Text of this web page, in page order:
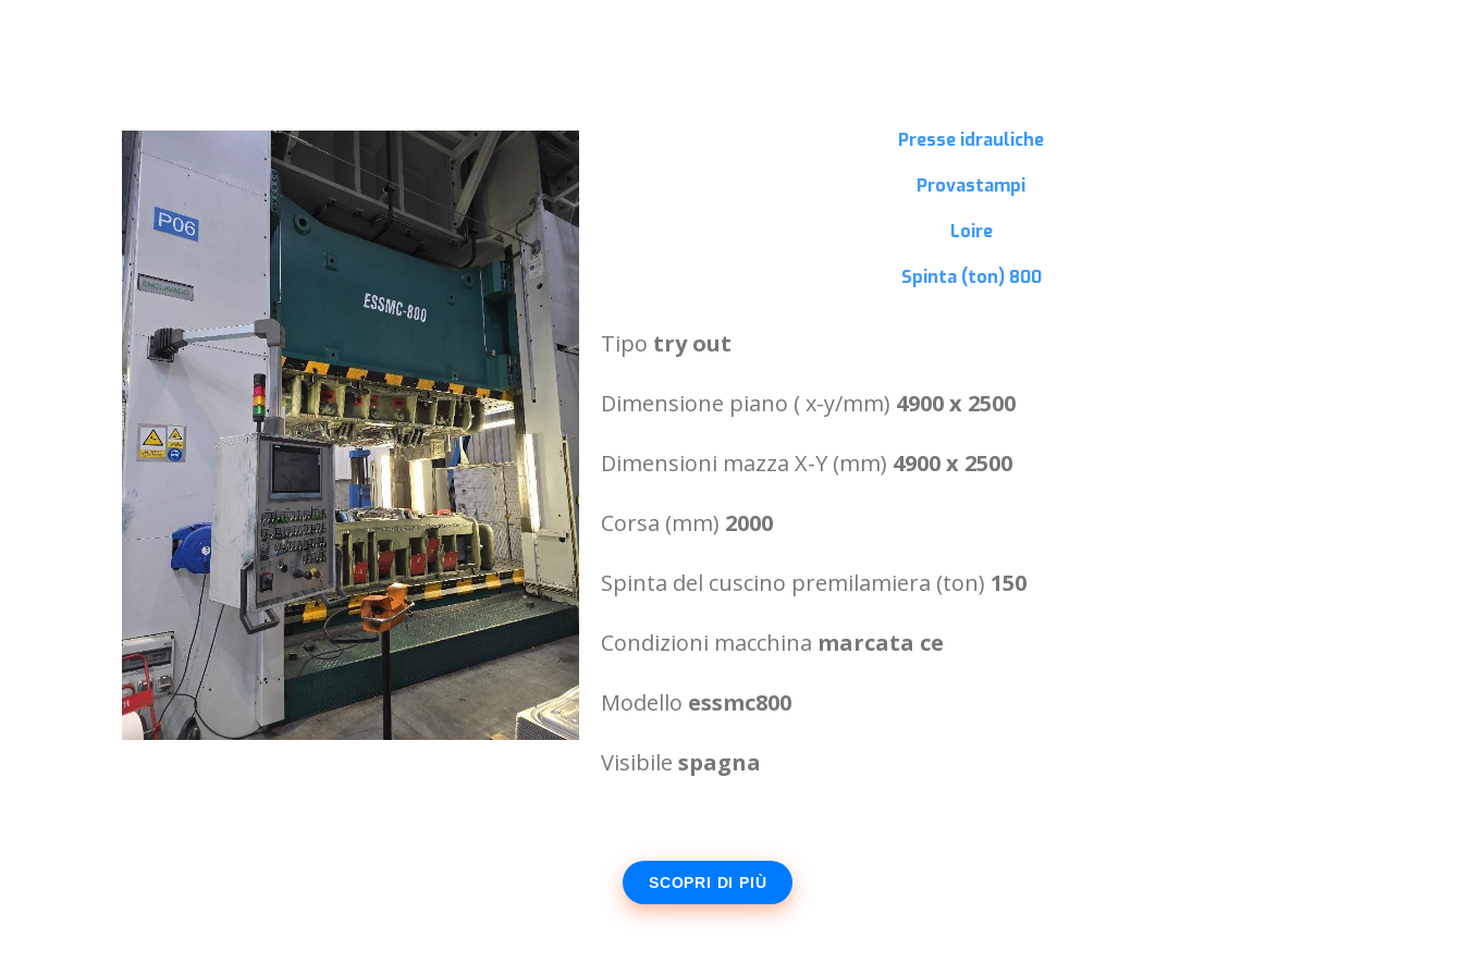
Presse idrauliche
Provastampi
Loire
Spinta (ton) 800
Tipo try out
Dimensione piano ( x-y/mm) 4900 x 2500
Dimensioni mazza X-Y (mm) 4900 x 2500
Corsa (mm) 2000
Spinta del cuscino premilamiera (ton) 150
Condizioni macchina marcata ce
Modello essmc800
Visibilespagna
SCOPRI DI PIÙ